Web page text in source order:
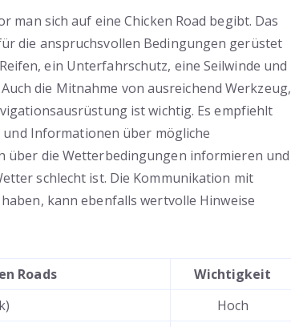
sich auf eine Chicken Road begibt. Das
die anspruchsvollen Bedingungen gerüstet
ein Unterfahrschutz, eine Seilwinde und
die Mitnahme von ausreichend Werkzeug,
ist wichtig. Es empfiehlt
Informationen über mögliche
über die Wetterbedingungen informieren und
schlecht ist. Die Kommunikation mit
kann ebenfalls wertvolle Hinweise
Roads
Wichtigkeit
Hoch